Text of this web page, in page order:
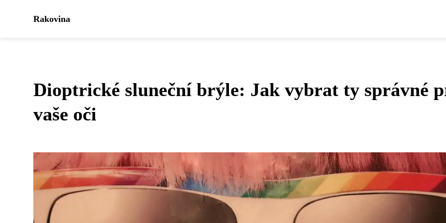
Rakovina
Dioptrické sluneční brýle: Jak vybrat ty správné
vaše oči